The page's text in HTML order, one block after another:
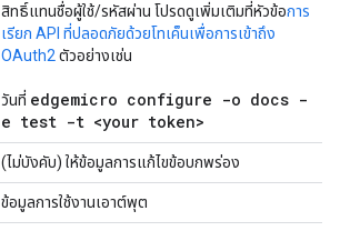
สิทธิ์แทนชื่อผู้ใช้/รหัสผ่าน โปรดดูเพิ่มเติมที่หัวข้อการ
เรียก API ที่ปลอดภัยด้วยโทเค็นเพื่อการเข้าถึง
OAuth2 ตัวอย่างเช่น
วันที่ edgemicro configure -o docs -
e test -t <your token>
(ไม่บังคับ) ให้ข้อมูลการแก้ไขข้อบกพร่อง
ข้อมูลการใช้งานเอาต์พุต